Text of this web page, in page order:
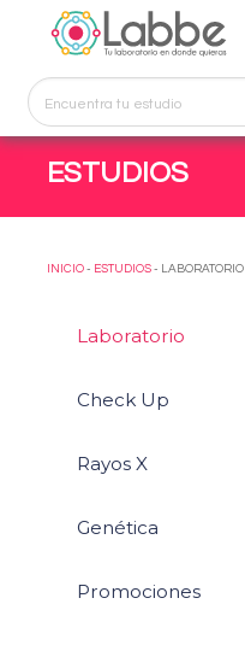
ESTUDIOS
INICIO - ESTUDIOS - LABORATORIO
Laboratorio
Check Up
Rayos X
Genética
Promociones